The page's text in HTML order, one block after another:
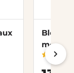
Bloc-